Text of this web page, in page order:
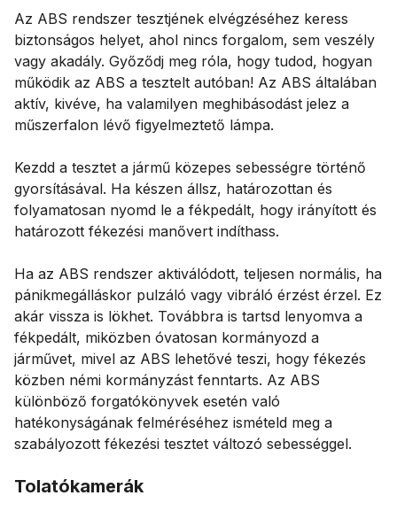
Az ABS rendszer tesztjének elvégzéséhez keress
biztonságos helyet, ahol nincs forgalom, sem veszély
vagy akadály. Győződj meg róla, hogy tudod, hogyan
működik az ABS a tesztelt autóban! Az ABS általában
aktív, kivéve, ha valamilyen meghibásodást jelez a
műszerfalon lévő figyelmeztető lámpa.
Kezdd a tesztet a jármű közepes sebességre történő
gyorsításával. Ha készen állsz, határozottan és
folyamatosan nyomd le a fékpedált, hogy irányított és
határozott fékezési manővert indíthass.
Ha az ABS rendszer aktiválódott, teljesen normális, ha
pánikmegálláskor pulzáló vagy vibráló érzést érzel. Ez
akár vissza is lökhet. Továbbra is tartsd lenyomva a
fékpedált, miközben óvatosan kormányozd a
járművet, mivel az ABS lehetővé teszi, hogy fékezés
közben némi kormányzást fenntarts. Az ABS
különböző forgatókönyvek esetén való
hatékonyságának felméréséhez ismételd meg a
szabályozott fékezési tesztet változó sebességgel.
Tolatókamerák